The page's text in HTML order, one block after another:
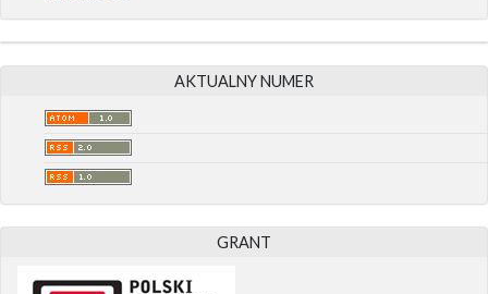
AKTUALNY NUMER
GRANT